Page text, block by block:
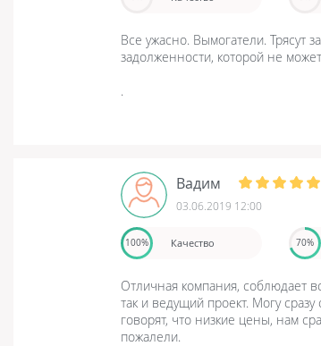
Все ужасно. Вымогатели. Трясут
задолженности, которой не
.
Вадим
03.06.2019 12:00
100% Качество 70%
Отличная компания, соблюдает
так и ведущий проект. Могу
говорят, что низкие цены, нам
пожалели.